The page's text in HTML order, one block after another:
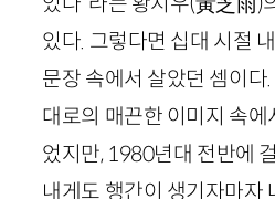
있다. 그렇다면 십대 시절
문장 속에서 살았던 셈이다
대로의 매끈한 이미지 속에
었지만, 1980년대 전반에
내게도 행간이 생기자마자